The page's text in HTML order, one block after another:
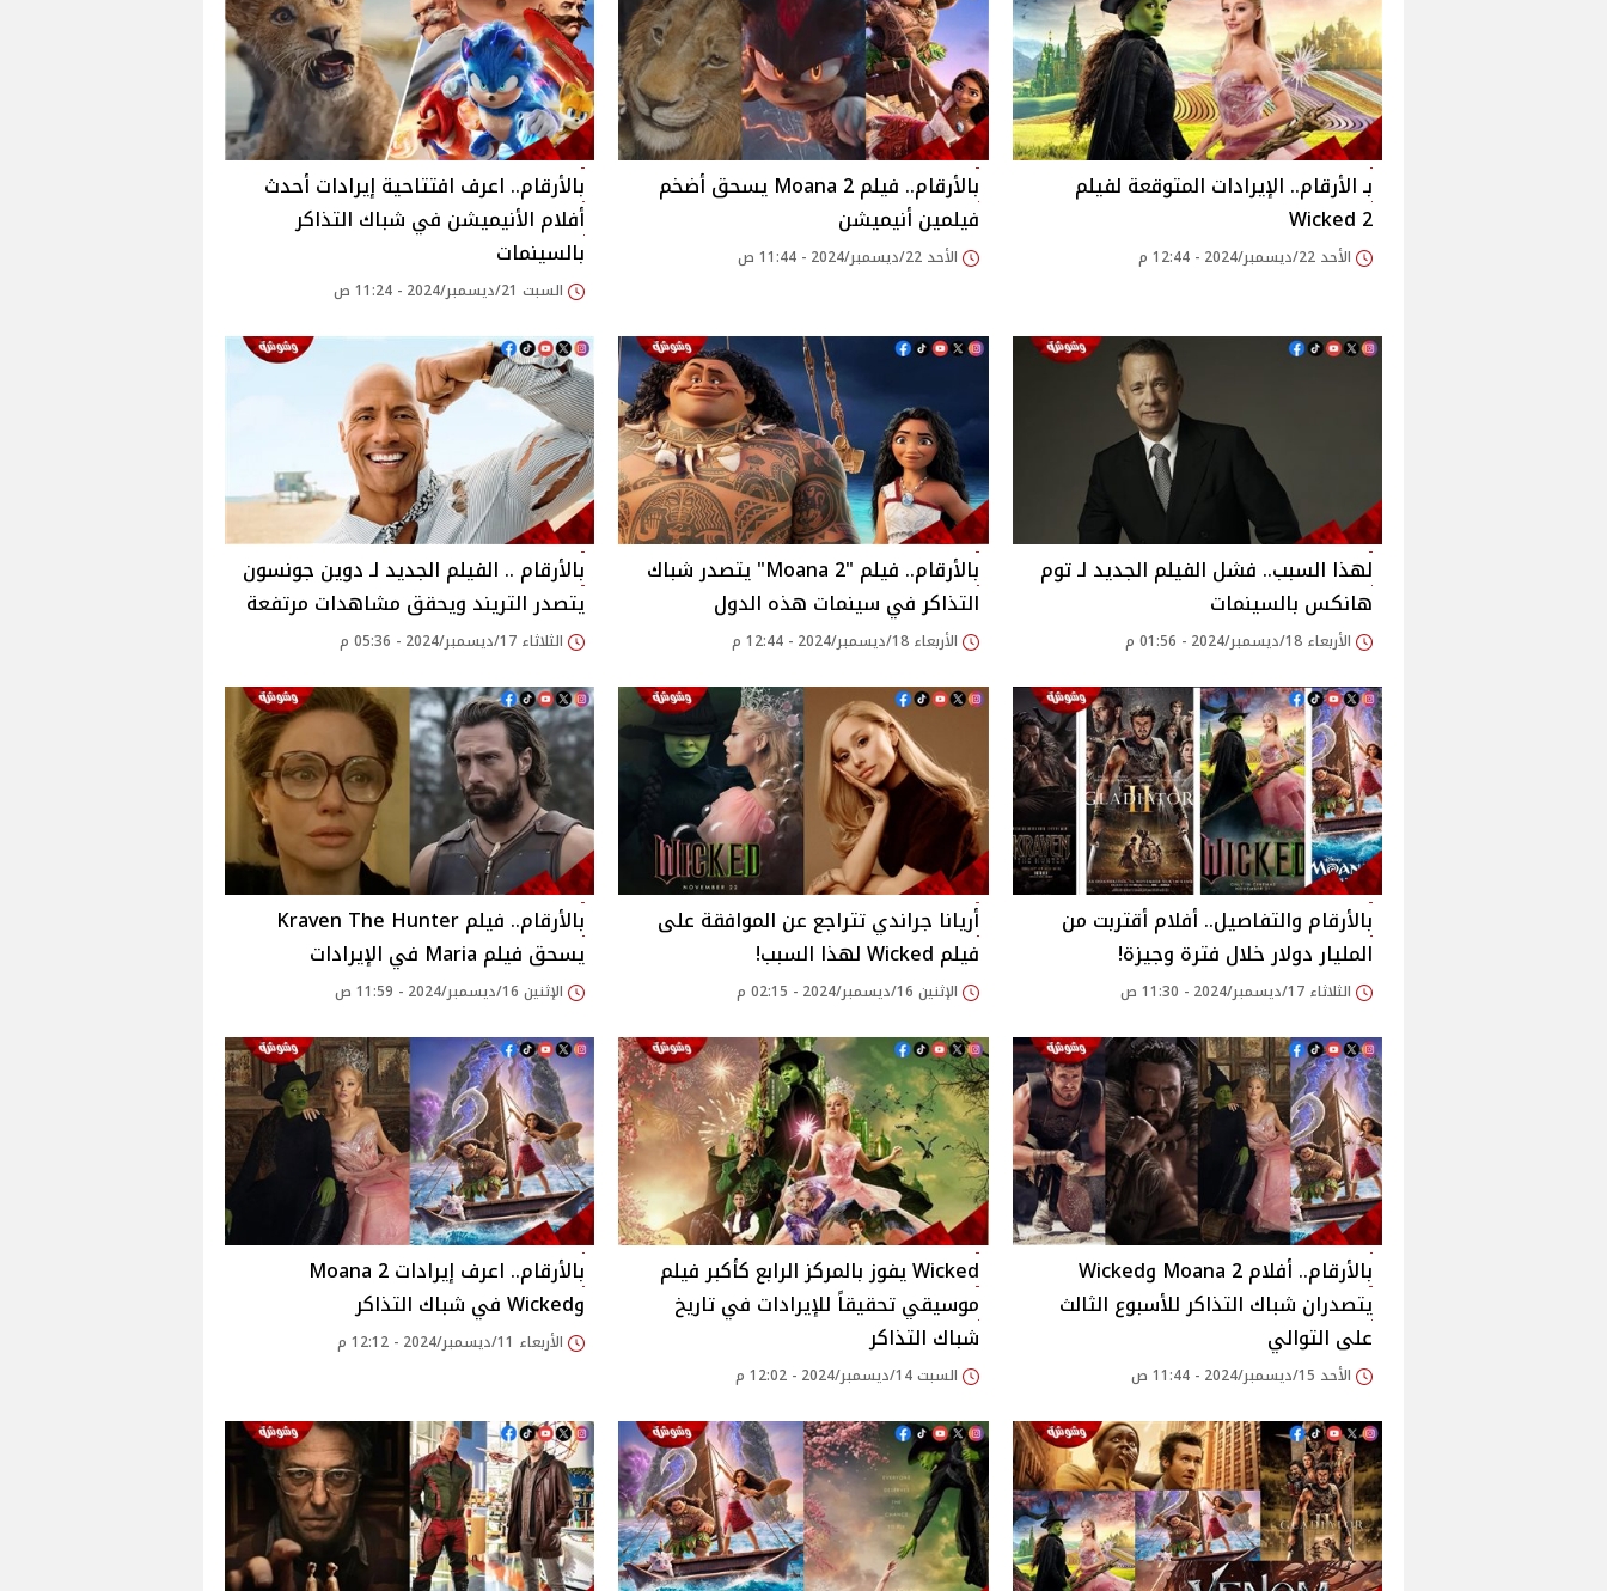
بـ الأرقام.. الإيرادات المتوقعة لفيلم
Wicked 2
الأحد 22/ديسمبر/2024 - 12:44 م
بالأرقام.. فيلم Moana 2 يسحق أضخم
فيلمين أنيميشن
الأحد 22/ديسمبر/2024 - 11:44 ص
بالأرقام.. اعرف افتتاحية إيرادات أحدث
أفلام الأنيميشن في شباك التذاكر
بالسينمات
السبت 21/ديسمبر/2024 - 11:24 ص
لهذا السبب.. فشل الفيلم الجديد لـ توم
هانكس بالسينمات
الأربعاء 18/ديسمبر/2024 - 01:56 م
بالأرقام.. فيلم "Moana 2" يتصدر شباك
التذاكر في سينمات هذه الدول
الأربعاء 18/ديسمبر/2024 - 12:44 م
بالأرقام .. الفيلم الجديد لـ دوين جونسون
يتصدر التريند ويحقق مشاهدات مرتفعة
الثلاثاء 17/ديسمبر/2024 - 05:36 م
بالأرقام والتفاصيل.. أفلام أقتربت من
المليار دولار خلال فترة وجيزة!
الثلاثاء 17/ديسمبر/2024 - 11:30 ص
أريانا جراندي تتراجع عن الموافقة على
فيلم Wicked لهذا السبب!
الإثنين 16/ديسمبر/2024 - 02:15 م
بالأرقام.. فيلم Kraven The Hunter
يسحق فيلم Maria في الإيرادات
الإثنين 16/ديسمبر/2024 - 11:59 ص
بالأرقام.. أفلام Moana 2 وWicked
يتصدران شباك التذاكر للأسبوع الثالث
على التوالي
الأحد 15/ديسمبر/2024 - 11:44 ص
Wicked يفوز بالمركز الرابع كأكبر فيلم
موسيقي تحقيقاً للإيرادات في تاريخ
شباك التذاكر
السبت 14/ديسمبر/2024 - 12:02 م
بالأرقام.. اعرف إيرادات Moana 2
وWicked في شباك التذاكر
الأربعاء 11/ديسمبر/2024 - 12:12 م